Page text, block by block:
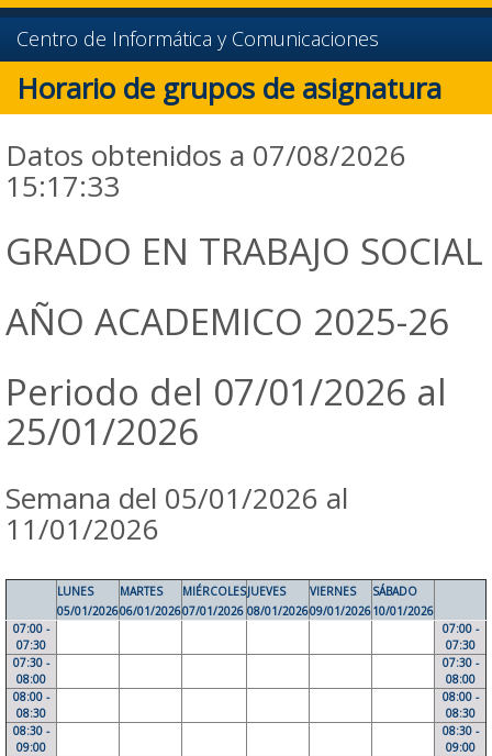
Centro de Informática y Comunicaciones
Horario de grupos de asignatura
Datos obtenidos a 07/08/2026
15:17:33
GRADO EN TRABAJO SOCIAL
AÑO ACADEMICO 2025-26
Periodo del 07/01/2026 al
25/01/2026
Semana del 05/01/2026 al
11/01/2026
LUNES
05/01/2026
MARTES
06/01/2026
MIÉRCOLES
07/01/2026
JUEVES
08/01/2026
VIERNES
09/01/2026
SÁBADO
10/01/2026
07:00 -
07:30
07:00 -
07:30
07:30 -
08:00
07:30 -
08:00
08:00 -
08:30
08:00 -
08:30
08:30 -
09:00
08:30 -
09:00